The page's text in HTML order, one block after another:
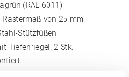
(RAL 6011)
von 25 mm
Stützfüßen
Tiefenriegel: 2 Stk.